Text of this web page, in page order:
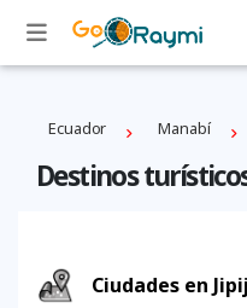
Ecuador Manabí
Destinos
Ciudades en